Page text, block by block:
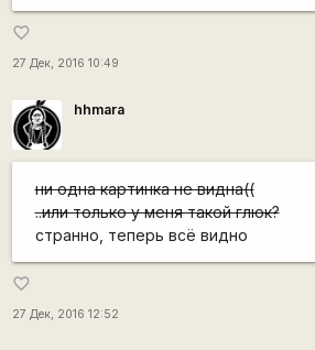
favorite_border
27 Дек, 2016 10:49
hhmara
ни одна картинка не видна((
..или только у меня такой глюк?
странно, теперь всё видно
favorite_border
27 Дек, 2016 12:52